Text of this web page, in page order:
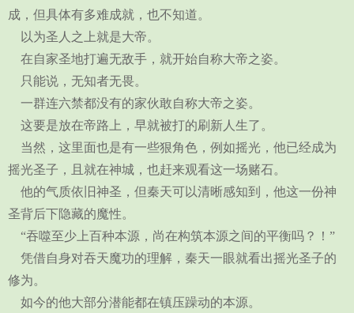
成，但具体有多难成就，也不知道。
以为圣人之上就是大帝。
在自家圣地打遍无敌手，就开始自称大帝之姿。
只能说，无知者无畏。
一群连六禁都没有的家伙敢自称大帝之姿。
这要是放在帝路上，早就被打的刷新人生了。
当然，这里面也是有一些狠角色，例如摇光，他已经成为
摇光圣子，且就在神城，也赶来观看这一场赌石。
他的气质依旧神圣，但秦天可以清晰感知到，他这一份神
圣背后下隐藏的魔性。
“吞噬至少上百种本源，尚在构筑本源之间的平衡吗？！”
凭借自身对吞天魔功的理解，秦天一眼就看出摇光圣子的
修为。
如今的他大部分潜能都在镇压躁动的本源。